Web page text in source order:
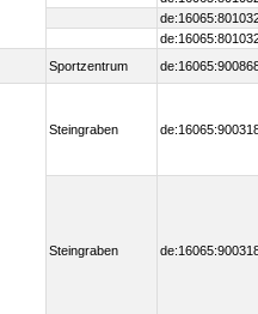
Sportzentrum
Steingraben
Steingraben